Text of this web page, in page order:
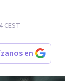
CEST
en